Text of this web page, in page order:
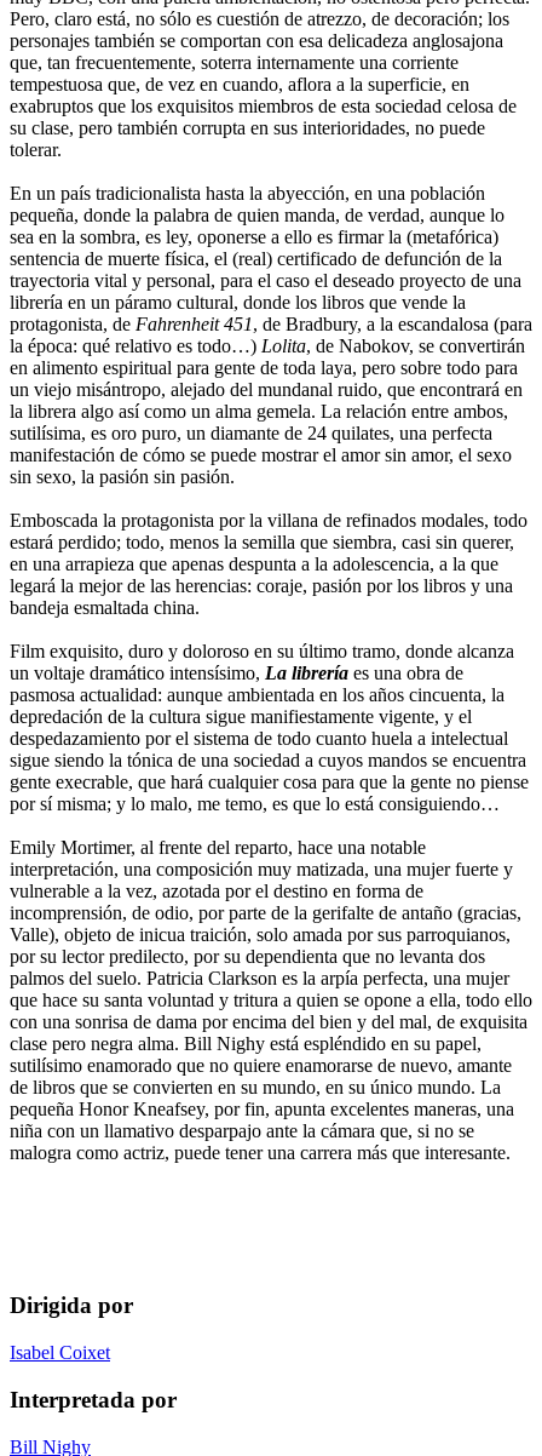
Pero, claro está, no sólo es cuestión de atrezzo, de decoración; los
personajes también se comportan con esa delicadeza anglosajona
que, tan frecuentemente, soterra internamente una corriente
tempestuosa que, de vez en cuando, aflora a la superficie, en
exabruptos que los exquisitos miembros de esta sociedad celosa de
su clase, pero también corrupta en sus interioridades, no puede
tolerar.
En un país tradicionalista hasta la abyección, en una población
pequeña, donde la palabra de quien manda, de verdad, aunque lo
sea en la sombra, es ley, oponerse a ello es firmar la (metafórica)
sentencia de muerte física, el (real) certificado de defunción de la
trayectoria vital y personal, para el caso el deseado proyecto de una
librería en un páramo cultural, donde los libros que vende la
protagonista, de Fahrenheit 451, de Bradbury, a la escandalosa (para
la época: qué relativo es todo…) Lolita, de Nabokov, se convertirán
en alimento espiritual para gente de toda laya, pero sobre todo para
un viejo misántropo, alejado del mundanal ruido, que encontrará en
la librera algo así como un alma gemela. La relación entre ambos,
sutilísima, es oro puro, un diamante de 24 quilates, una perfecta
manifestación de cómo se puede mostrar el amor sin amor, el sexo
sin sexo, la pasión sin pasión.
Emboscada la protagonista por la villana de refinados modales, todo
estará perdido; todo, menos la semilla que siembra, casi sin querer,
en una arrapieza que apenas despunta a la adolescencia, a la que
legará la mejor de las herencias: coraje, pasión por los libros y una
bandeja esmaltada china.
Film exquisito, duro y doloroso en su último tramo, donde alcanza
un voltaje dramático intensísimo, La librería es una obra de
pasmosa actualidad: aunque ambientada en los años cincuenta, la
depredación de la cultura sigue manifiestamente vigente, y el
despedazamiento por el sistema de todo cuanto huela a intelectual
sigue siendo la tónica de una sociedad a cuyos mandos se encuentra
gente execrable, que hará cualquier cosa para que la gente no piense
por sí misma; y lo malo, me temo, es que lo está consiguiendo…
Emily Mortimer, al frente del reparto, hace una notable
interpretación, una composición muy matizada, una mujer fuerte y
vulnerable a la vez, azotada por el destino en forma de
incomprensión, de odio, por parte de la gerifalte de antaño (gracias,
Valle), objeto de inicua traición, solo amada por sus parroquianos,
por su lector predilecto, por su dependienta que no levanta dos
palmos del suelo. Patricia Clarkson es la arpía perfecta, una mujer
que hace su santa voluntad y tritura a quien se opone a ella, todo ello
con una sonrisa de dama por encima del bien y del mal, de exquisita
clase pero negra alma. Bill Nighy está espléndido en su papel,
sutilísimo enamorado que no quiere enamorarse de nuevo, amante
de libros que se convierten en su mundo, en su único mundo. La
pequeña Honor Kneafsey, por fin, apunta excelentes maneras, una
niña con un llamativo desparpajo ante la cámara que, si no se
malogra como actriz, puede tener una carrera más que interesante.
Dirigida por
Isabel Coixet
Interpretada por
Bill Nighy